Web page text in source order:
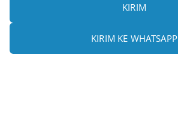
KIRIM
KIRIM KE WHATSAPP